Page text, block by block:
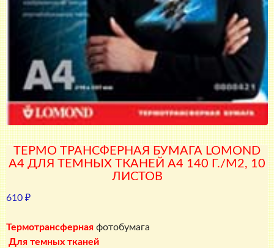
ТЕРМО ТРАНСФЕРНАЯ БУМАГА LOMOND
A4 ДЛЯ ТЕМНЫХ ТКАНЕЙ A4 140 Г./М2, 10
ЛИСТОВ
610 ₽
Термотрансферная фотобумага
Для темных тканей